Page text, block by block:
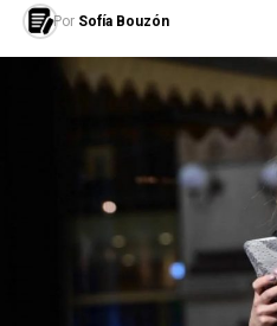
Por Sofía Bouzón